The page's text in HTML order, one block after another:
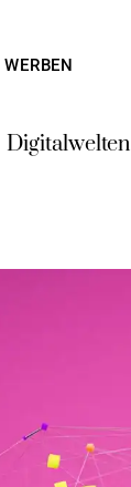
WERBEN
Digitalwelten